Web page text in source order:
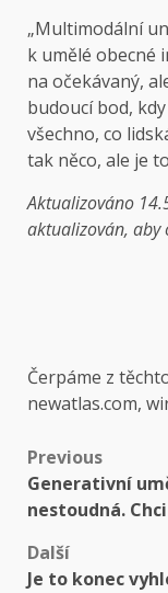
„Multimodální
k umělé obecné
na očekávaný,
budoucí bod,
všechno, co
tak něco, ale je
Aktualizováno
aktualizován, aby
Čerpáme z
newatlas.com,
Post
Previous
Generativní
nestoudná.
Další
Je to konec